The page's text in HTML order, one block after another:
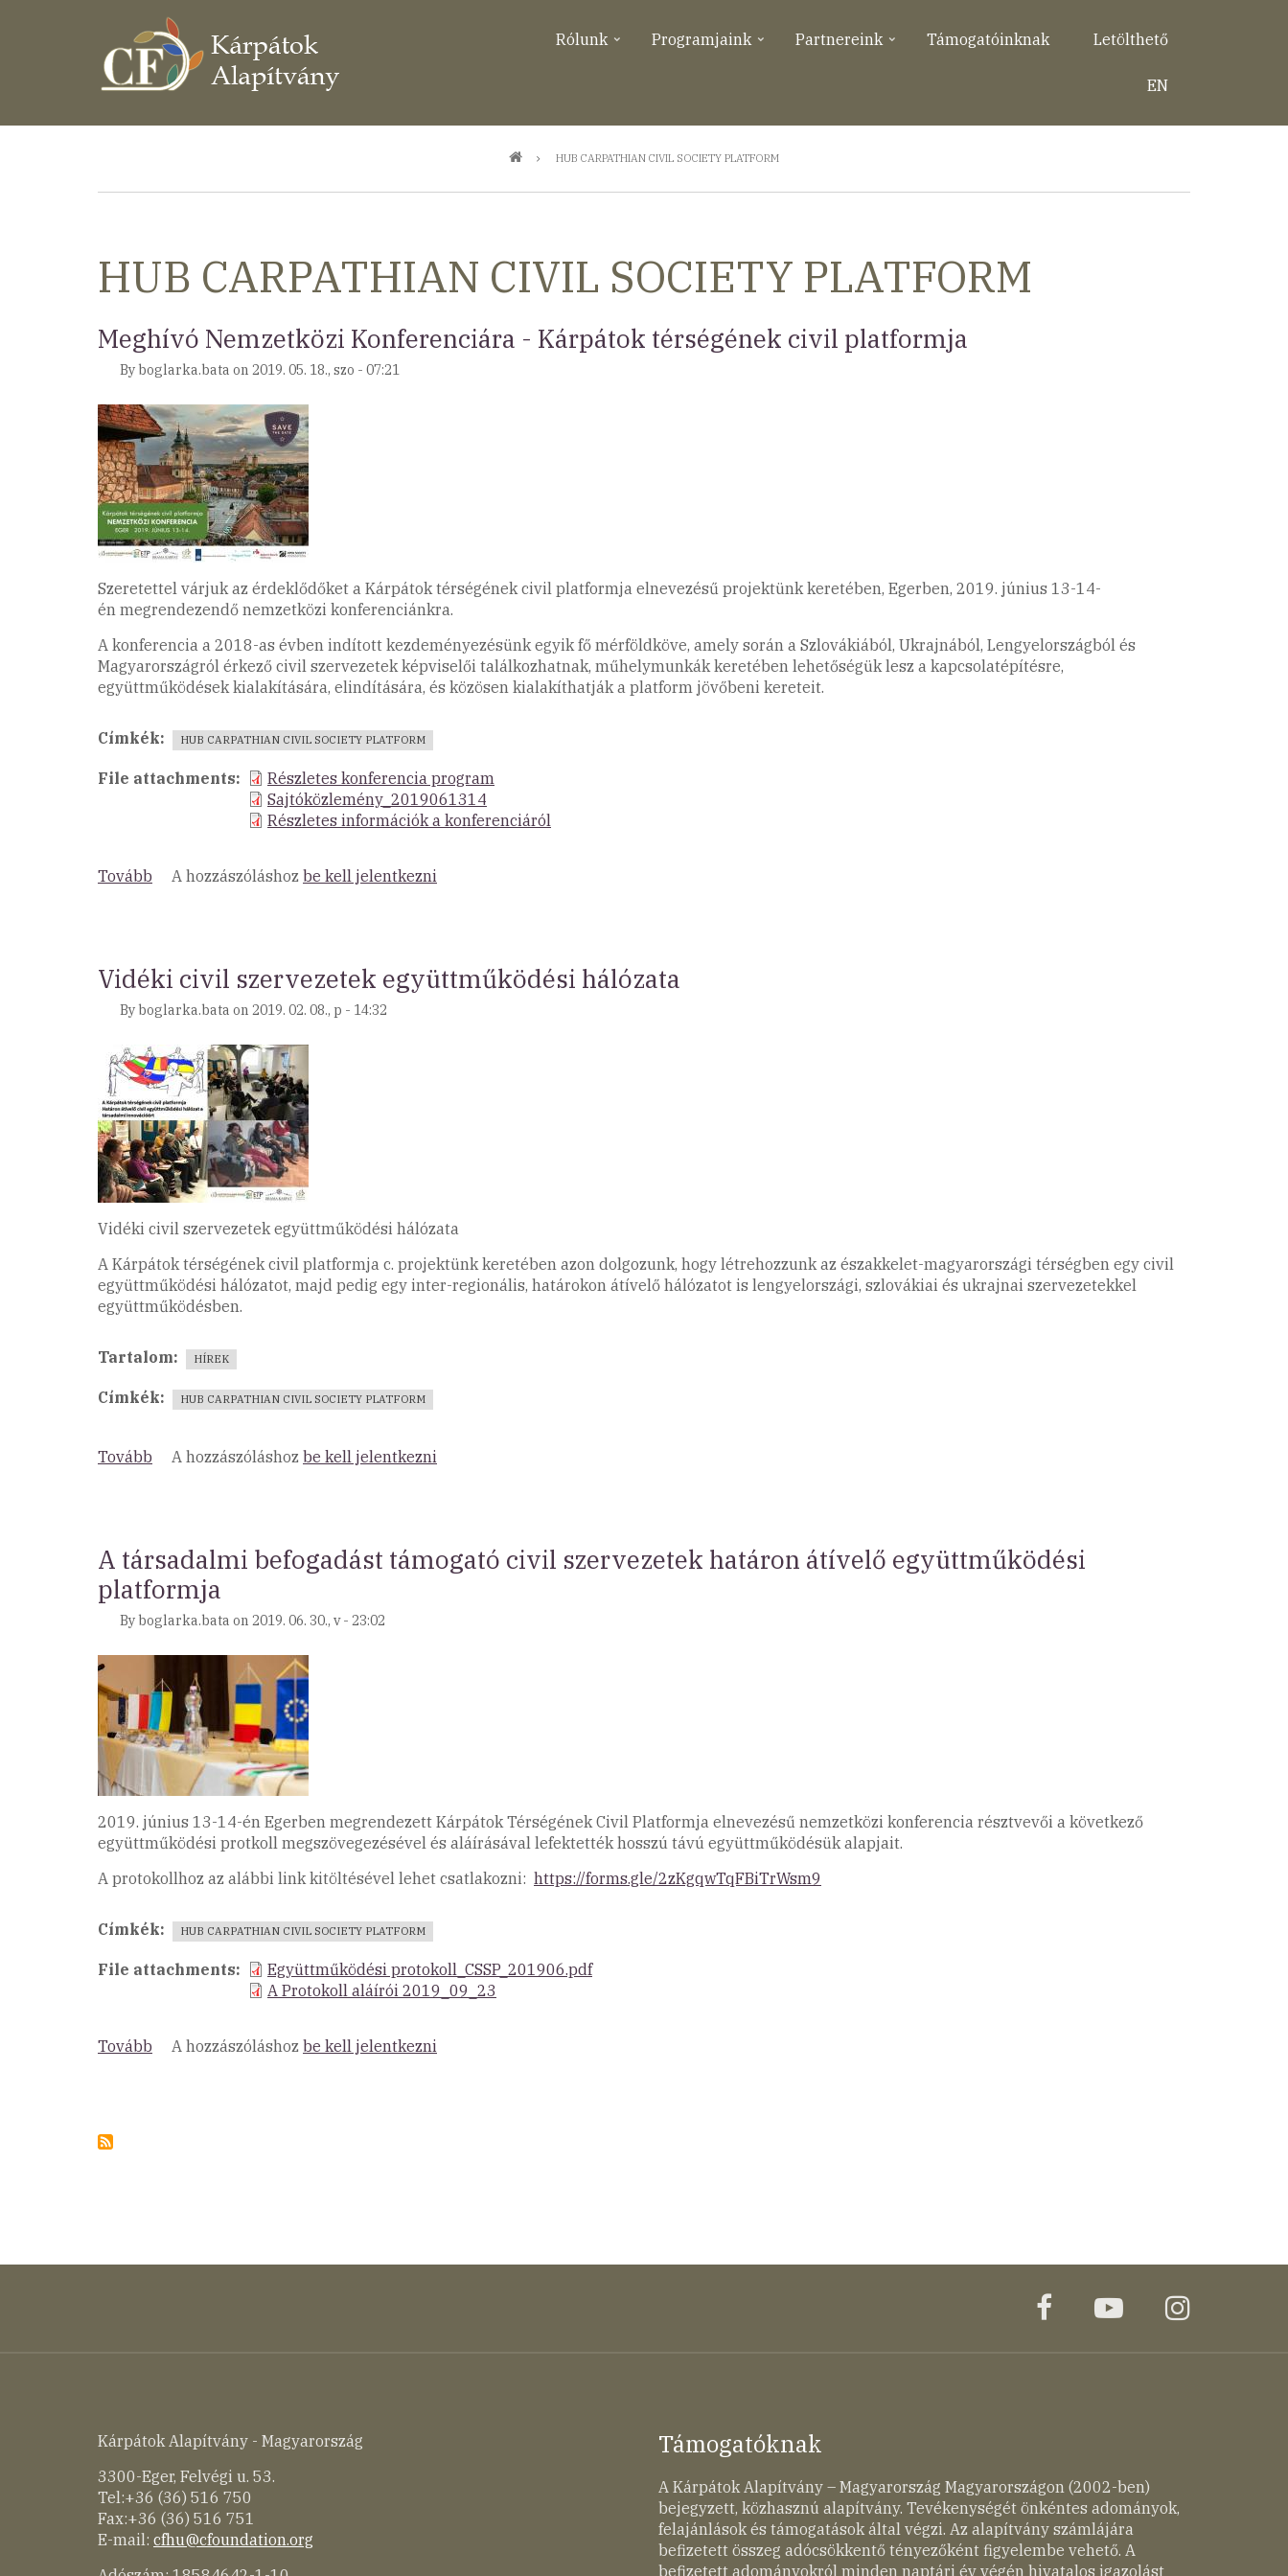
Rólunk Programjaink Partnereink Támogatóinknak Letölthető
EN
HUB CARPATHIAN CIVIL SOCIETY PLATFORM
HUB CARPATHIAN CIVIL SOCIETY PLATFORM
Meghívó Nemzetközi Konferenciára - Kárpátok térségének civil platformja
By boglarka.bata on 2019. 05. 18., szo - 07:21
Szeretettel várjuk az érdeklődőket a Kárpátok térségének civil platformja elnevezésű projektünk keretében, Egerben, 2019. június 13-14-
én megrendezendő nemzetközi konferenciánkra.
A konferencia a 2018-as évben indított kezdeményezésünk egyik fő mérföldköve, amely során a Szlovákiából, Ukrajnából, Lengyelországból és
Magyarországról érkező civil szervezetek képviselői találkozhatnak, műhelymunkák keretében lehetőségük lesz a kapcsolatépítésre,
együttműködések kialakítására, elindítására, és közösen kialakíthatják a platform jövőbeni kereteit.
Címkék HUB CARPATHIAN CIVIL SOCIETY PLATFORM
File attachments
Részletes konferencia program
Sajtóközlemény_2019061314
Részletes információk a konferenciáról
Tovább (Meghívó
Kárpátok
térségének
civil
A hozzászóláshoz be kell jelentkezni
Vidéki civil szervezetek együttműködési hálózata
By boglarka.bata on 2019. 02. 08., p - 14:32
Vidéki civil szervezetek együttműködési hálózata
A Kárpátok térségének civil platformja c. projektünk keretében azon dolgozunk, hogy létrehozzunk az északkelet-magyarországi térségben egy civil
együttműködési hálózatot, majd pedig egy inter-regionális, határokon átívelő hálózatot is lengyelországi, szlovákiai és ukrajnai szervezetekkel
együttműködésben.
Tartalom HÍREK
Címkék HUB CARPATHIAN CIVIL SOCIETY PLATFORM
Tovább (Vidéki
hálózata)
A hozzászóláshoz be kell jelentkezni
A társadalmi befogadást támogató civil szervezetek határon átívelő együttműködési
platformja
By boglarka.bata on 2019. 06. 30., v - 23:02
2019. június 13-14-én Egerben megrendezett Kárpátok Térségének Civil Platformja elnevezésű nemzetközi konferencia résztvevői a következő
együttműködési protkoll megszövegezésével és aláírásával lefektették hosszú távú együttműködésük alapjait.
A protokollhoz az alábbi link kitöltésével lehet csatlakozni: https://forms.gle/2zKgqwTqFBiTrWsm9
Címkék HUB CARPATHIAN CIVIL SOCIETY PLATFORM
File attachments
Együttműködési protokoll_CSSP_201906.pdf
A Protokoll aláírói 2019_09_23
Tovább A hozzászóláshoz be kell jelentkezni
facebookyoutube
Kárpátok Alapítvány - Magyarország
3300-Eger, Felvégi u. 53.
Tel:+36 (36) 516 750
Fax:+36 (36) 516 751
E-mail: cfhu@cfoundation.org
Támogatóknak
A Kárpátok Alapítvány – Magyarország Magyarországon (2002-ben)
bejegyzett, közhasznú alapítvány. Tevékenységét önkéntes adományok,
felajánlások és támogatások által végzi. Az alapítvány számlájára
befizetett összeg adócsökkentő tényezőként figyelembe vehető. A
befizetett adományokról minden naptári év végén hivatalos igazolást